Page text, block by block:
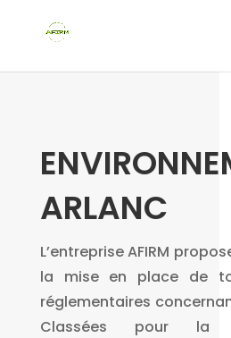
ARLANC
L’entreprise AFIRM
la mise en place de
réglementaires
Classées pour la